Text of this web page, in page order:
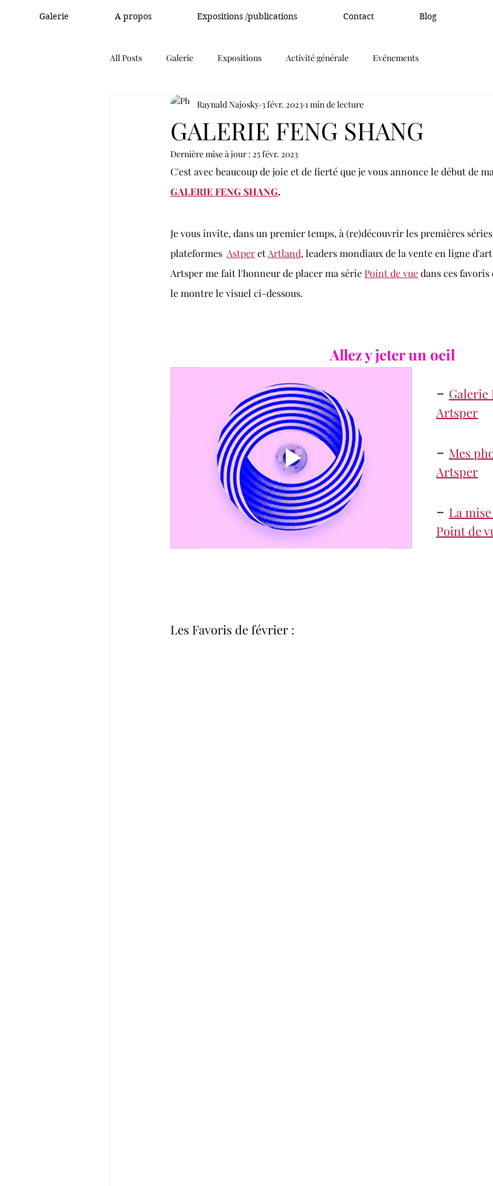
Galerie A propos Expositions /publications Contact Blog
All Posts Galerie Expositions Activité générale Evénements
GALERIE FENG SHANG
Raynald Najosky 3 févr. 2023 1 min de lecture
Dernière mise à jour : 25 févr. 2023
C'est avec beaucoup de joie et de fierté que je vous annonce le début de
GALERIE FENG SHANG.
Je vous invite, dans un premier temps, à (re)découvrir les premières
plateformes Astper et Artland, leaders mondiaux de la vente en ligne
Artsper me fait l'honneur de placer ma série Point de vue dans ces
le montre le visuel ci-dessous.
Allez y jeter un oeil
- Galerie
Artsper
- Mes
Artsper
- La
Point de
Les Favoris de février :